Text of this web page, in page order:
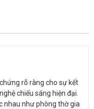
rõ ràng cho sự kết
chiếu sáng hiện đại.
nhau như phòng thờ gia